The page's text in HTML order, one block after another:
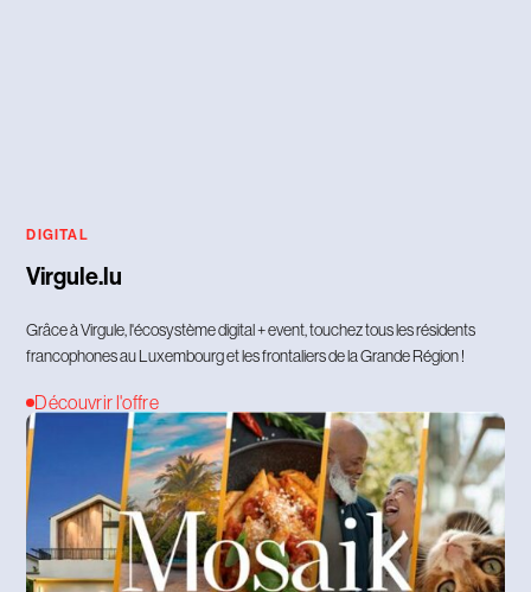
DIGITAL
Virgule.lu
Grâce à Virgule, l'écosystème digital + event, touchez tous les résidents
francophones au Luxembourg et les frontaliers de la Grande Région !
Découvrir l'offre